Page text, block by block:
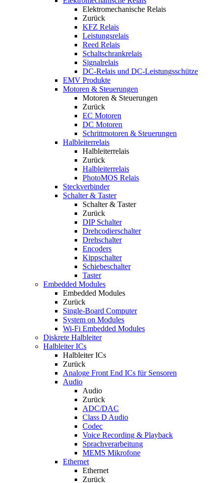
Elektromechanische Relais
Zurück
KFZ Relais
Leistungsrelais
Reed Relais
Schaltschrankrelais
Signalrelais
DC-Relais und DC-Leistungsschütze
EMV Produkte
Motoren & Steuerungen
Motoren & Steuerungen
Zurück
EC Motoren
DC Motoren
Schrittmotoren & Steuerungen
Halbleiterrelais
Halbleiterrelais
Zurück
Halbleiterrelais
PhotoMOS Relais
Steckverbinder
Schalter & Taster
Schalter & Taster
Zurück
DIP Schalter
Drehcodierschalter
Drehschalter
Encoders
Kippschalter
Schiebeschalter
Taster
Embedded Modules
Embedded Modules
Zurück
Single-Board Computer
System on Modules
Wi-Fi Embedded Modules
Diskrete Halbleiter
Halbleiter ICs
Halbleiter ICs
Zurück
Analoge Front End ICs für Sensoren
Audio
Audio
Zurück
ADC/DAC
Class D Audio
Codec
Voice Recording & Playback
Sprachverarbeitung
MEMS Mikrofone
Ethernet
Ethernet
Zurück